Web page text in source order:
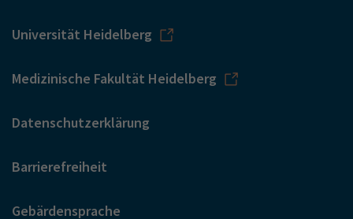
Universität Heidelberg
Medizinische Fakultät Heidelberg
Datenschutzerklärung
Barrierefreiheit
Gebärdensprache